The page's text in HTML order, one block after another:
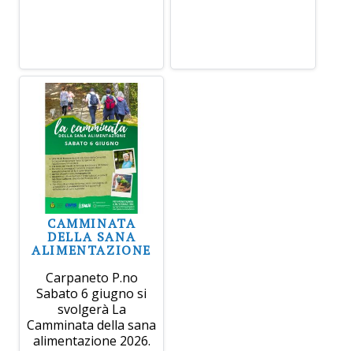
CAMMINATA
DELLA SANA
ALIMENTAZIONE
Carpaneto P.no
Sabato 6 giugno si
svolgerà La
Camminata della sana
alimentazione 2026.